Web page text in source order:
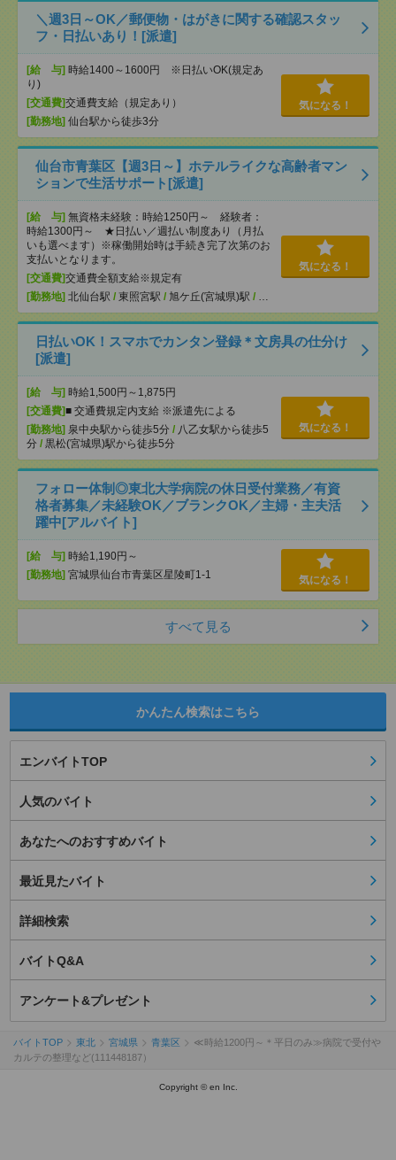
＼週3日～OK／郵便物・はがきに関する確認スタッ
フ・日払いあり！[派遣]
[給 与] 時給1400～1600円 ※日払いOK(規定あ
り)
[交通費]交通費支給（規定あり）
[勤務地] 仙台駅から徒歩3分
気になる！
仙台市青葉区【週3日～】ホテルライクな高齢者マン
ションで生活サポート[派遣]
[給 与] 無資格未経験：時給1250円～ 経験者：
時給1300円～ ★日払い／週払い制度あり（月払
いも選べます）※稼働開始時は手続き完了次第のお
支払いとなります。
[交通費]交通費全額支給※規定有
[勤務地] 北仙台駅 / 東照宮駅 / 旭ケ丘(宮城県)駅 / …
気になる！
日払いOK！スマホでカンタン登録＊文房具の仕分け
[派遣]
[給 与] 時給1,500円～1,875円
[交通費]■ 交通費規定内支給 ※派遣先による
[勤務地] 泉中央駅から徒歩5分 / 八乙女駅から徒歩5
分 / 黒松(宮城県)駅から徒歩5分
気になる！
フォロー体制◎東北大学病院の休日受付業務／有資
格者募集／未経験OK／ブランクOK／主婦・主夫活
躍中[アルバイト]
[給 与] 時給1,190円～
[勤務地] 宮城県仙台市青葉区星陵町1-1 気になる！
すべて見る
かんたん検索はこちら
エンバイトTOP
人気のバイト
あなたへのおすすめバイト
最近見たバイト
詳細検索
バイトQ&A
アンケート&プレゼント
バイトTOP 東北 宮城県 青葉区
≪時給1200円～＊平日のみ≫病院で受付や
カルテの整理など(111448187）
Copyright © en Inc.